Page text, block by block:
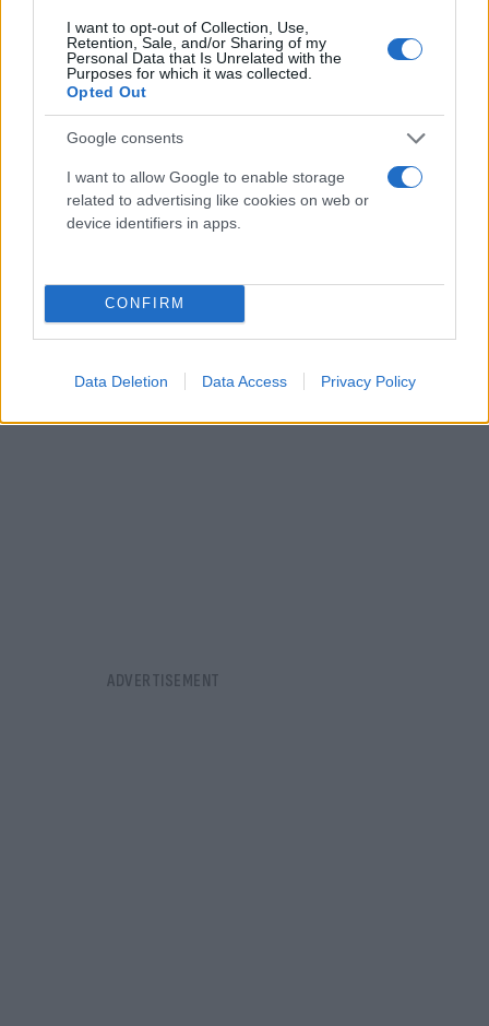
I want to opt-out of Collection, Use,
Retention, Sale, and/or Sharing of my
Personal Data that Is Unrelated with the
Purposes for which it was collected.
Opted Out
Google consents
I want to allow Google to enable storage
related to advertising like cookies on web or
device identifiers in apps.
CONFIRM
Data Deletion Data Access Privacy Policy
πρώτα ρομπότ με τεχνητή νοημοσύνη να παίζουν
κανονικό ποδόσφαιρο, και μετά αυτό.
Για να μας καθησυχάσει, η Cortical Labs τονίζει ότι
ο CL1 έχει πολύ χαμηλή κατανάλωση ενέργειας –
χαμηλότερη από τα συστήματα ΑΙ– ξεχνώντας,
βέβαια, πως τα συστήματα ΑΙ κάνουν πολλά
Προχωράμε.